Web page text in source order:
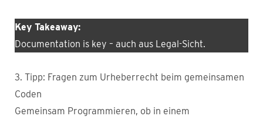
Key Takeaway:
Documentation is key – auch aus Legal-Sicht.
3. Tipp: Fragen zum Urheberrecht beim gemeinsamen
Coden
Gemeinsam Programmieren, ob in einem